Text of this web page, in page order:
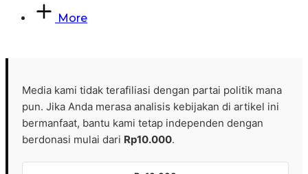
More
Media kami tidak terafiliasi dengan partai politik mana
pun. Jika Anda merasa analisis kebijakan di artikel ini
bermanfaat, bantu kami tetap independen dengan
berdonasi mulai dari Rp10.000.